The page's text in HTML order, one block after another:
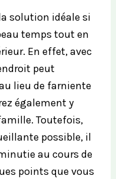
solution idéale si
temps tout en
En effet, avec
peut
lieu de farniente
également y
Toutefois,
possible, il
au cours de
points que vous